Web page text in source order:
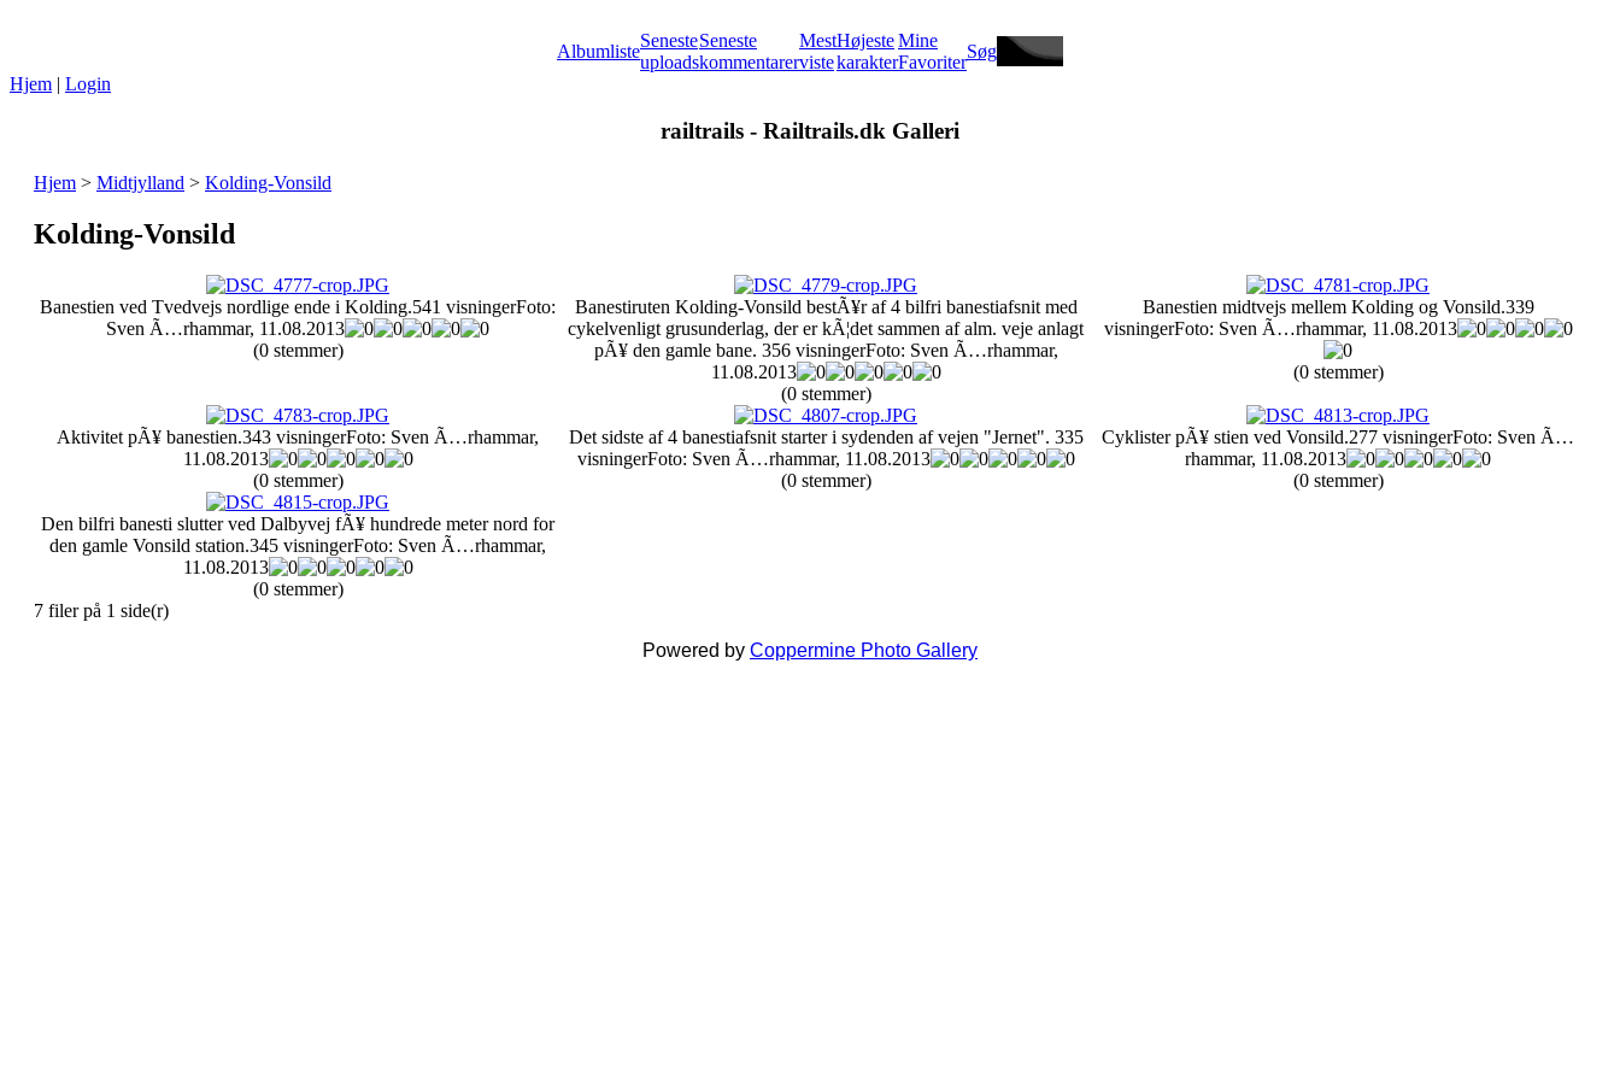
Albumliste
Seneste
uploads
Seneste
kommentarer
Mest
viste
Højeste
karakter
Mine
Favoriter
Søg
Hjem | Login
railtrails - Railtrails.dk Galleri
Hjem > Midtjylland > Kolding-Vonsild
Kolding-Vonsild
Banestien ved Tvedvejs nordlige ende i Kolding.541 visningerFoto:
Sven Ã…rhammar, 11.08.2013
(0 stemmer)
Banestiruten Kolding-Vonsild bestÃ¥r af 4 bilfri banestiafsnit med
cykelvenligt grusunderlag, der er kÃ¦det sammen af alm. veje anlagt
pÃ¥ den gamle bane. 356 visningerFoto: Sven Ã…rhammar,
11.08.2013
(0 stemmer)
Banestien midtvejs mellem Kolding og Vonsild.339
visningerFoto: Sven Ã…rhammar, 11.08.2013
(0 stemmer)
Aktivitet pÃ¥ banestien.343 visningerFoto: Sven Ã…rhammar,
11.08.2013
(0 stemmer)
Det sidste af 4 banestiafsnit starter i sydenden af vejen "Jernet". 335
visningerFoto: Sven Ã…rhammar, 11.08.2013
(0 stemmer)
Cyklister pÃ¥ stien ved Vonsild.277 visningerFoto: Sven Ã…
rhammar, 11.08.2013
(0 stemmer)
Den bilfri banesti slutter ved Dalbyvej fÃ¥ hundrede meter nord for
den gamle Vonsild station.345 visningerFoto: Sven Ã…rhammar,
11.08.2013
(0 stemmer)
7 filer på 1 side(r)
Powered by Coppermine Photo Gallery